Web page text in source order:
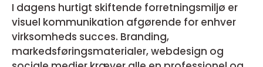
I dagens hurtigt skiftende forretningsmiljø er
visuel kommunikation afgørende for enhver
virksomheds succes. Branding,
markedsføringsmaterialer, webdesign og